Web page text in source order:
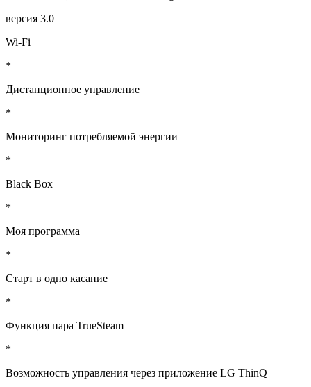
версия 3.0
Wi-Fi
*
Дистанционное управление
*
Мониторинг потребляемой энергии
*
Black Box
*
Моя программа
*
Старт в одно касание
*
Функция пара TrueSteam
*
Возможность управления через приложение LG ThinQ